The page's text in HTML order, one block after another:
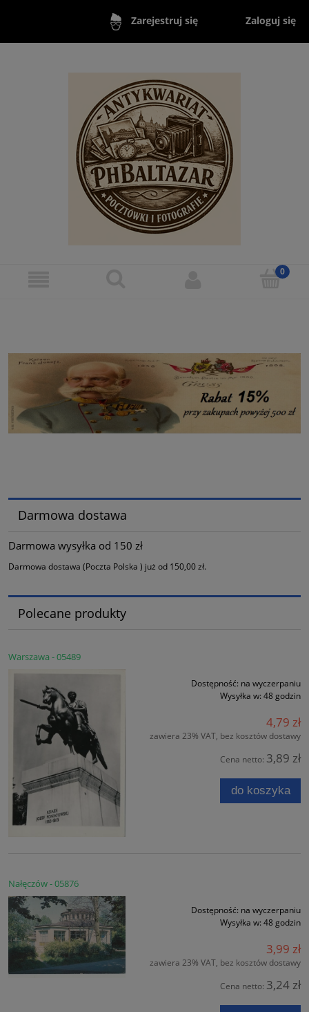
Zarejestruj się Zaloguj się
Darmowa dostawa
Darmowa wysyłka od 150 zł
Darmowa dostawa (Poczta Polska ) już od 150,00 zł.
Polecane produkty
Warszawa - 05489
Dostępność: na wyczerpaniu
Wysyłka w: 48 godzin
4,79 zł
zawiera 23% VAT, bez kosztów dostawy
Cena netto: 3,89 zł
do koszyka
Nałęczów - 05876
Dostępność: na wyczerpaniu
Wysyłka w: 48 godzin
3,99 zł
zawiera 23% VAT, bez kosztów dostawy
Cena netto: 3,24 zł